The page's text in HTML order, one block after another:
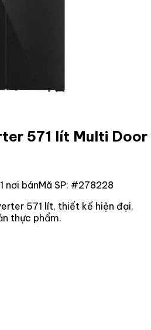
571 lít Multi Door
1 nơi bánMã SP: #278228
571 lít, thiết kế hiện đại,
thực phẩm.